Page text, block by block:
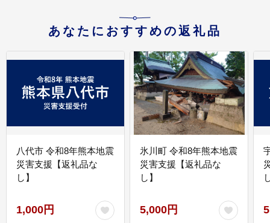
あなたにおすすめの返礼品
八代市 令和8年熊本地震
災害支援【返礼品な
し】
1,000円
氷川町 令和8年熊本地震
災害支援【返礼品な
し】
5,000円